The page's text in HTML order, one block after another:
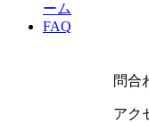
ーム
FAQ
問合
アク